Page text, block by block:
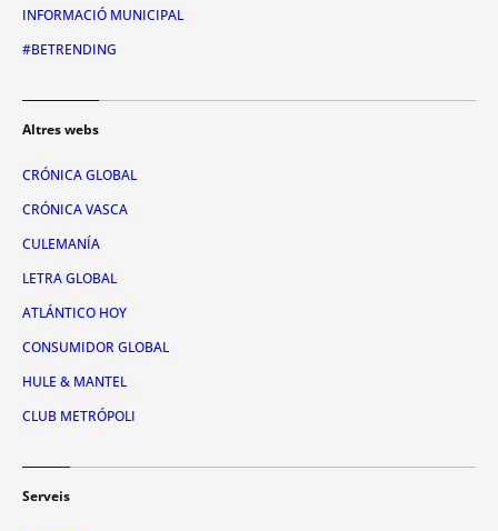
INFORMACIÓ MUNICIPAL
#BETRENDING
Altres webs
CRÓNICA GLOBAL
CRÓNICA VASCA
CULEMANÍA
LETRA GLOBAL
ATLÁNTICO HOY
CONSUMIDOR GLOBAL
HULE & MANTEL
CLUB METRÓPOLI
Serveis